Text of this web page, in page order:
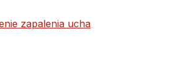
zapalenia ucha